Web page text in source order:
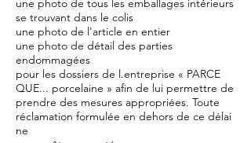
une photo de tous les emballages intérieurs
se trouvant dans le colis
une photo de l'article en entier
une photo de détail des parties
endommagées
pour les dossiers de l.entreprise « PARCE
QUE... porcelaine » afin de lui permettre de
prendre des mesures appropriées. Toute
réclamation formulée en dehors de ce délai
ne